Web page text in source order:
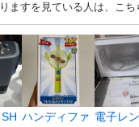
ますを見ている人は、こち
ハンディファ 電子レ